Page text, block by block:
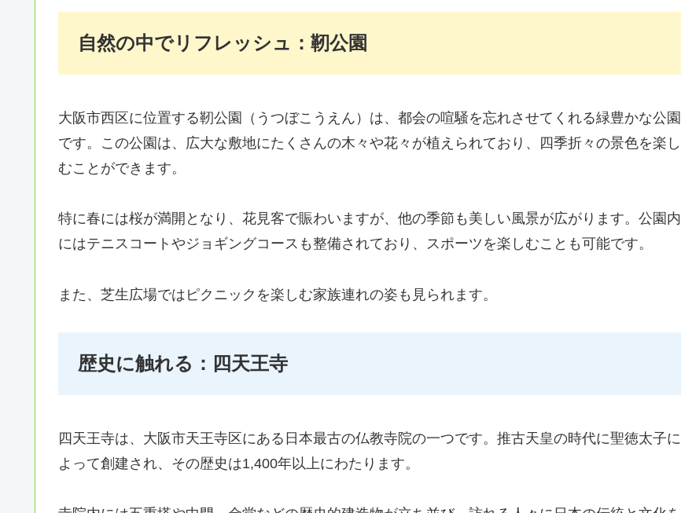
自然の中でリフレッシュ：靭公園
大阪市西区に位置する靭公園（うつぼこうえん）は、都会の喧騒を忘れさせてくれる緑豊かな公園
です。この公園は、広大な敷地にたくさんの木々や花々が植えられており、四季折々の景色を楽し
むことができます。
特に春には桜が満開となり、花見客で賑わいますが、他の季節も美しい風景が広がります。公園内
にはテニスコートやジョギングコースも整備されており、スポーツを楽しむことも可能です。
また、芝生広場ではピクニックを楽しむ家族連れの姿も見られます。
歴史に触れる：四天王寺
四天王寺は、大阪市天王寺区にある日本最古の仏教寺院の一つです。推古天皇の時代に聖徳太子に
よって創建され、その歴史は1,400年以上にわたります。